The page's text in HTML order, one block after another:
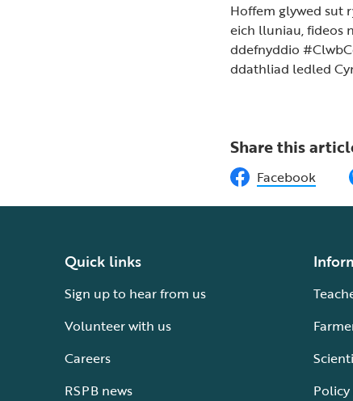
Hoffem glywed sut
eich lluniau, fideos
ddefnyddio
ddathliad ledled
Share this
Facebook
Quick links
Sign up to hear from us
Volunteer with us
Careers
RSPB news